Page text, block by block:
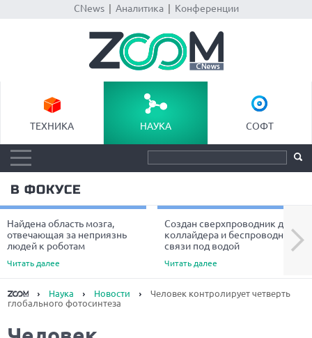
CNews| Аналитика| Конференции
ТЕХНИКА НАУКА СОФТ
В ФОКУСЕ
Найдена область мозга,
отвечающая за неприязнь
людей к роботам
Читать далее
Создан сверхпроводник для
коллайдера и беспроводной
связи под водой
Читать далее
Next
Наука Новости
Человек контролирует четверть
глобального фотосинтеза